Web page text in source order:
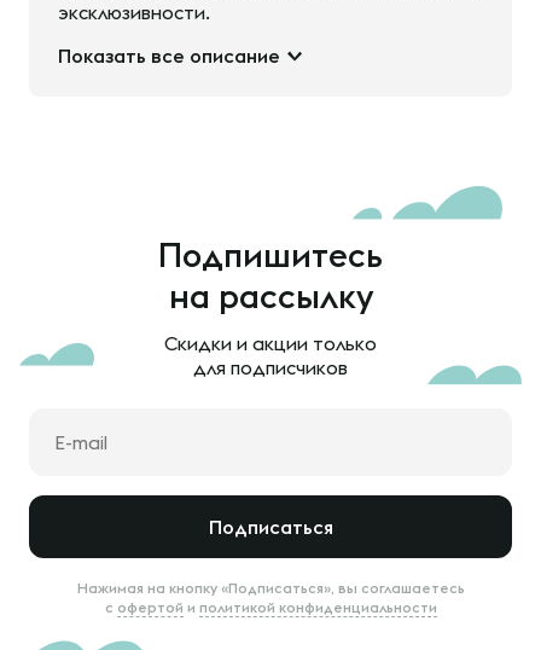
эксклюзивности.
Показать все описание
Подпишитесь
на рассылку
Скидки и акции только
для подписчиков
Подписаться
Нажимая на кнопку «Подписаться», вы соглашаетесь
с офертой и политикой конфиденциальности